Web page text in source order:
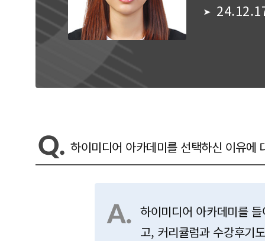
하이미디어 아카데미를 선택하신 이유에
하이미디어 아카데미를
고, 커리큘럼과 수강후기